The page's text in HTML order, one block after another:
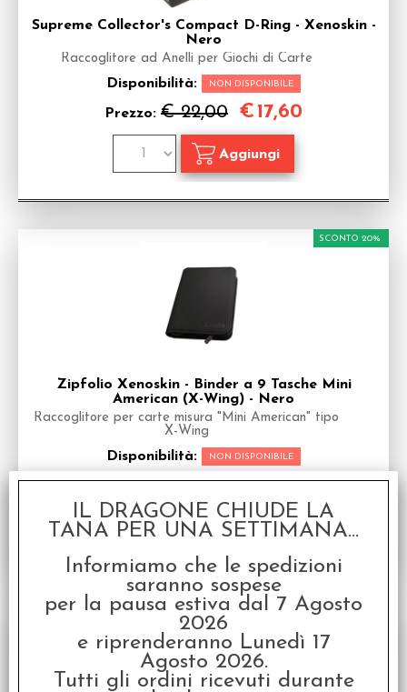
Supreme Collector's Compact D-Ring - Xenoskin -
Nero
Raccoglitore ad Anelli per Giochi di Carte
Disponibilità: NON DISPONIBILE
Prezzo: € 22,00 €17,60
Zipfolio Xenoskin - Binder a 9 Tasche Mini
American (X-Wing) - Nero
Raccoglitore per carte misura "Mini American" tipo
X-Wing
Disponibilità: NON DISPONIBILE
€ 25,00
SCONTO 20%
€20,00
SCONTO 20%
IL DRAGONE CHIUDE LA
TANA PER UNA SETTIMANA...
Informiamo che le spedizioni
saranno sospese
per la pausa estiva dal 7 Agosto
2026
e riprenderanno Lunedì 17
Agosto 2026.
Tutti gli ordini ricevuti durante